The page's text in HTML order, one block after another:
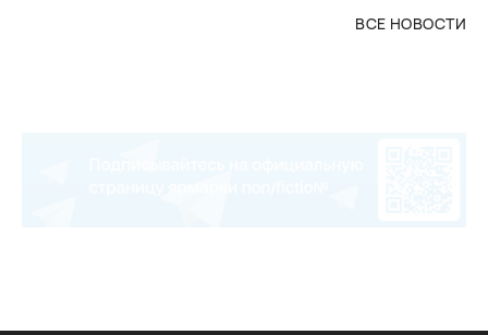
ВСЕ НОВОСТИ